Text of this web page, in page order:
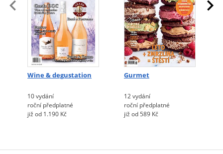
Wine & degustation
10 vydání
roční předplatné
již od 1.190 Kč
Gurmet
12 vydání
roční předplatné
již od 589 Kč